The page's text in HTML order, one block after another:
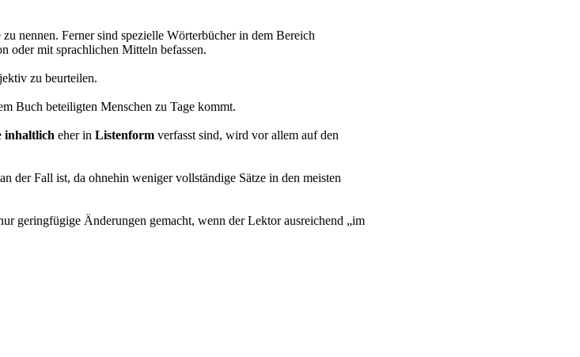
nennen. Ferner sind spezielle Wörterbücher in dem Bereich
oder mit sprachlichen Mitteln befassen.
zu beurteilen.
Buch beteiligten Menschen zu Tage kommt.
inhaltlich eher in Listenform verfasst sind, wird vor allem auf den
der Fall ist, da ohnehin weniger vollständige Sätze in den meisten
geringfügige Änderungen gemacht, wenn der Lektor ausreichend „im